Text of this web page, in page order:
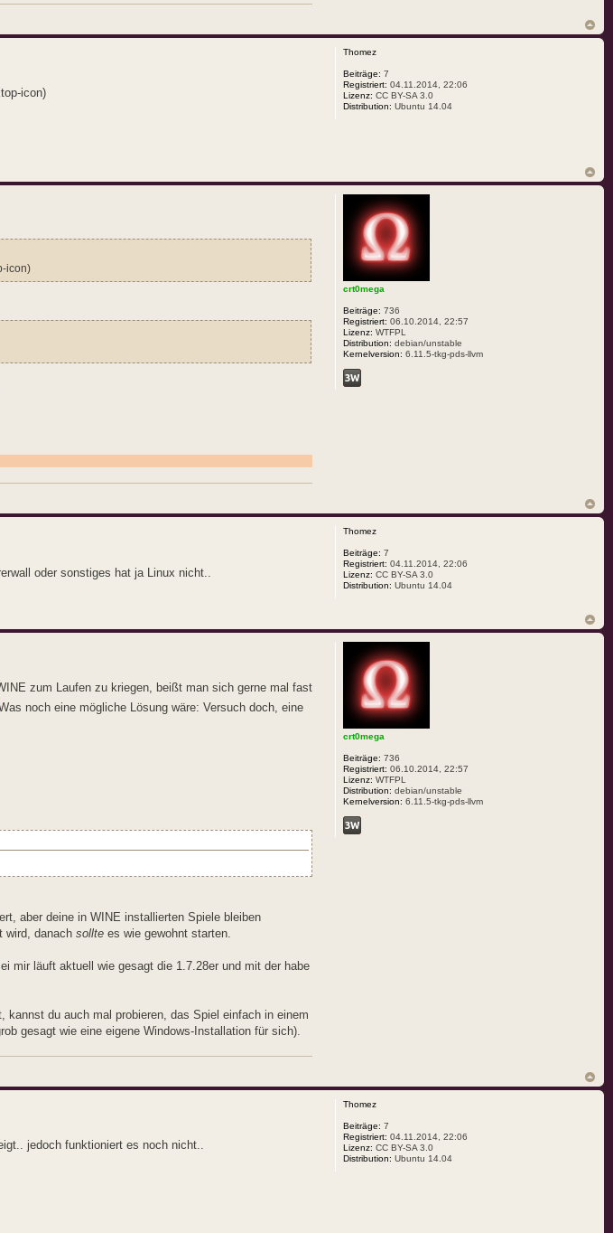
icon)
Thomez
Beiträge: 7
Registriert: 04.11.2014, 22:06
Lizenz: CC BY-SA 3.0
Distribution: Ubuntu 14.04
icon)
crt0mega
Beiträge: 736
Registriert: 06.10.2014, 22:57
Lizenz: WTFPL
Distribution: debian/unstable
Kernelversion: 6.11.5-tkg-pds-llvm
oder sonstiges hat ja Linux nicht..
Thomez
Beiträge: 7
Registriert: 04.11.2014, 22:06
Lizenz: CC BY-SA 3.0
Distribution: Ubuntu 14.04
zum Laufen zu kriegen, beißt man sich gerne mal fast
noch eine mögliche Lösung wäre: Versuch doch, eine
aber deine in WINE installierten Spiele bleiben
wird, danach sollte es wie gewohnt starten.
mir läuft aktuell wie gesagt die 1.7.28er und mit der habe
du auch mal probieren, das Spiel einfach in einem
gesagt wie eine eigene Windows-Installation für sich).
crt0mega
Beiträge: 736
Registriert: 06.10.2014, 22:57
Lizenz: WTFPL
Distribution: debian/unstable
Kernelversion: 6.11.5-tkg-pds-llvm
jedoch funktioniert es noch nicht..
Thomez
Beiträge: 7
Registriert: 04.11.2014, 22:06
Lizenz: CC BY-SA 3.0
Distribution: Ubuntu 14.04